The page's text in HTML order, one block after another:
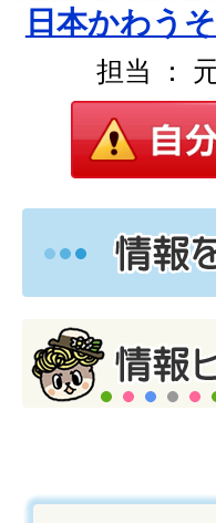
日本かわう
担当 ：